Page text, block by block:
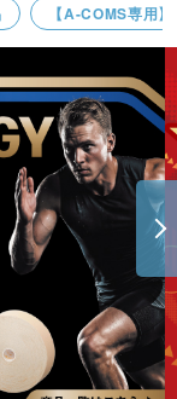
【A-COMS専用